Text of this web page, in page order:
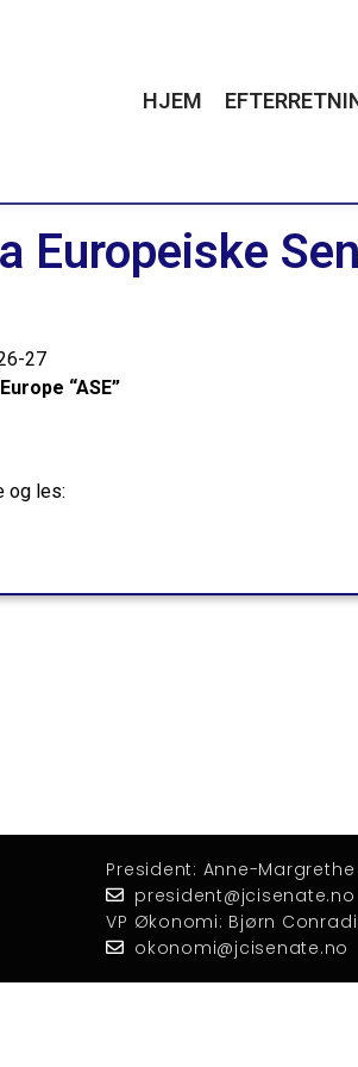
HJEM
Europeiske
27
“ASE”
og les:
President: Anne-
president@jcisenate.no
VP Økonomi: Bjørn Conradi
okonomi@jcisenate.no